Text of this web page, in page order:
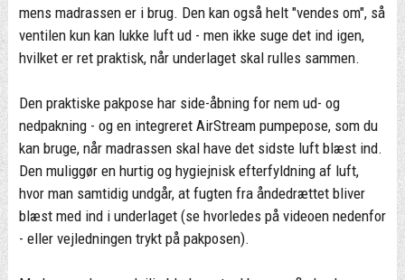
mens madrassen er i brug. Den kan også helt "vendes om", så
ventilen kun kan lukke luft ud - men ikke suge det ind igen,
hvilket er ret praktisk, når underlaget skal rulles sammen.
Den praktiske pakpose har side-åbning for nem ud- og
nedpakning - og en integreret AirStream pumpepose, som du
kan bruge, når madrassen skal have det sidste luft blæst ind.
Den muliggør en hurtig og hygiejnisk efterfyldning af luft,
hvor man samtidig undgår, at fugten fra åndedrættet bliver
blæst med ind i underlaget (se hvorledes på videoen nedenfor
- eller vejledningen trykt på pakposen).